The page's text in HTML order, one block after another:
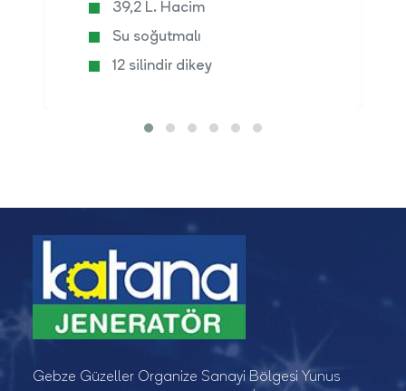
39,2 L. Hacim
Su soğutmalı
12 silindir dikey
Gebze Güzeller Organize Sanayi Bölgesi Yunus